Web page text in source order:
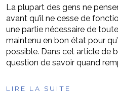
La plupart des gens ne
avant qu’il ne cesse de
une partie nécessaire de
maintenu en bon état pour
possible. Dans cet article de
question de savoir quand
LIRE LA SUITE